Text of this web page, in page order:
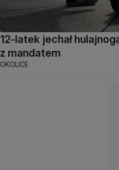
12-latek jechał
z mandatem
OKOLICE